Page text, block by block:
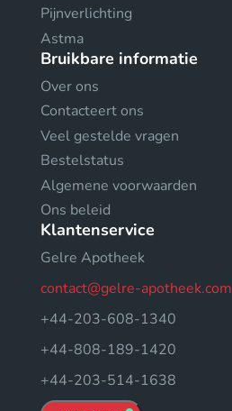
Pijnverlichting
Astma
Bruikbare informatie
Over ons
Contacteert ons
Veel gestelde vragen
Bestelstatus
Algemene voorwaarden
Ons beleid
Klantenservice
Gelre Apotheek
contact@gelre-apotheek.com
+44-203-608-1340
+44-808-189-1420
+44-203-514-1638